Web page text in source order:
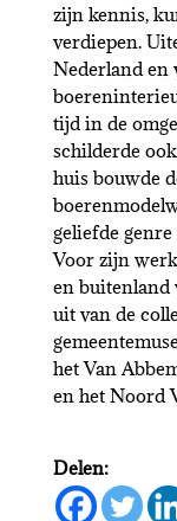
zijn kennis,
verdiepen.
Nederland en
tijd in de
schilderde
huis bouwde
geliefde
Voor zijn
en buitenland
uit van de
het Van
en het Noord
Delen: